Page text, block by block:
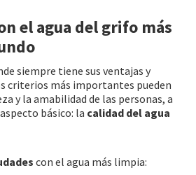
el agua del grifo más
siempre tiene sus ventajas y
criterios más importantes pueden
y la amabilidad de las personas, a
básico: la calidad del agua
con el agua más limpia: